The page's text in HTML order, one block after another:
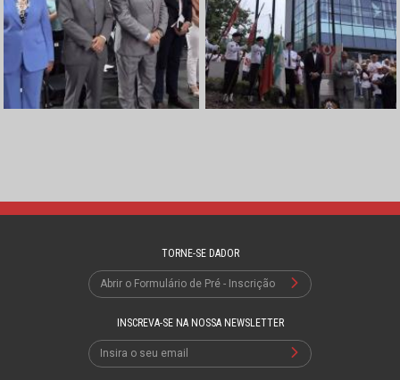
TORNE-SE DADOR
Abrir o Formulário de Pré - Inscrição
INSCREVA-SE NA NOSSA NEWSLETTER
Insira o seu email